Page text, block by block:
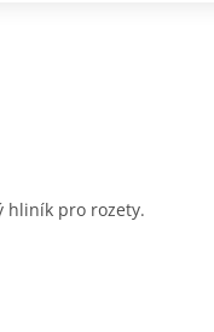
hliník pro rozety.